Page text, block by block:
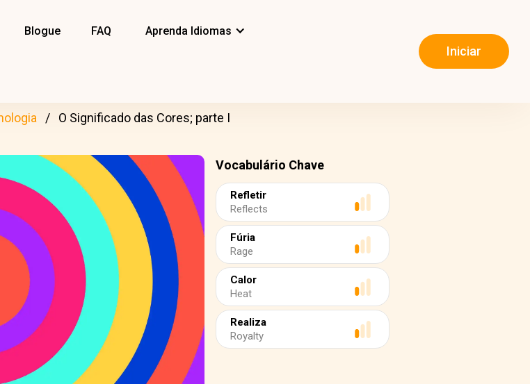
Blogue FAQ Aprenda Idiomas
Iniciar
O Significado das Cores; parte I
Vocabulário Chave
Refletir
Reflects
Fúria
Rage
Calor
Heat
Realiza
Royalty